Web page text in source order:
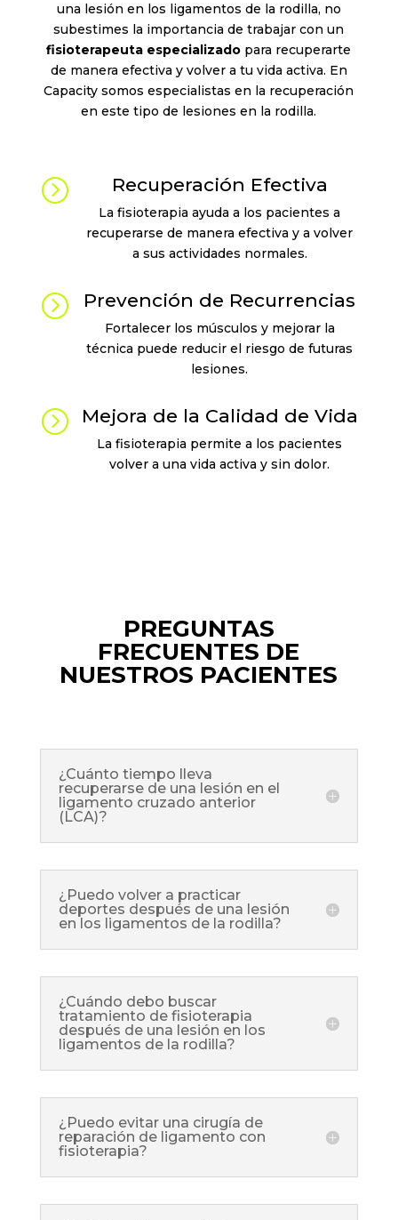
una lesión en los ligamentos de la rodilla, no
subestimes la importancia de trabajar con un
fisioterapeuta especializado para recuperarte
de manera efectiva y volver a tu vida activa. En
Capacity somos especialistas en la recuperación
en este tipo de lesiones en la rodilla.
= Recuperación Efectiva
La fisioterapia ayuda a los pacientes a
recuperarse de manera efectiva y a volver
a sus actividades normales.
= Prevención de Recurrencias
Fortalecer los músculos y mejorar la
técnica puede reducir el riesgo de futuras
lesiones.
= Mejora de la Calidad de Vida
La fisioterapia permite a los pacientes
volver a una vida activa y sin dolor.
PREGUNTAS
FRECUENTES DE
NUESTROS PACIENTES
¿Cuánto tiempo lleva
recuperarse de una lesión en el
ligamento cruzado anterior
(LCA)?
¿Puedo volver a practicar
deportes después de una lesión
en los ligamentos de la rodilla?
¿Cuándo debo buscar
tratamiento de fisioterapia
después de una lesión en los
ligamentos de la rodilla?
¿Puedo evitar una cirugía de
reparación de ligamento con
fisioterapia?